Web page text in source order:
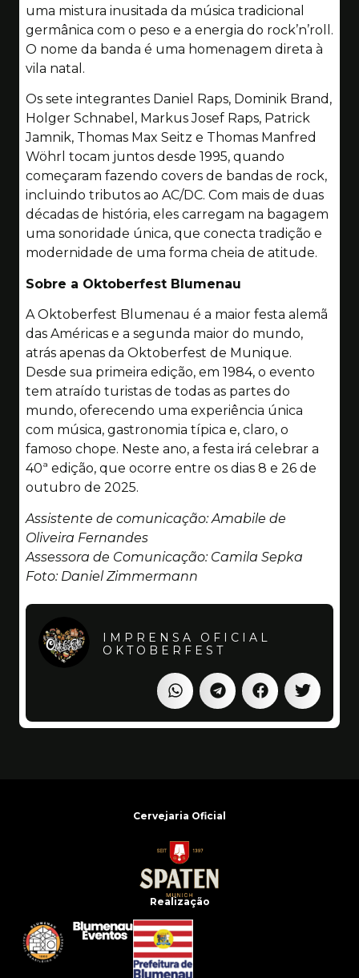
uma mistura inusitada da música tradicional
germânica com o peso e a energia do rock’n’roll.
O nome da banda é uma homenagem direta à
vila natal.
Os sete integrantes Daniel Raps, Dominik Brand,
Holger Schnabel, Markus Josef Raps, Patrick
Jamnik, Thomas Max Seitz e Thomas Manfred
Wöhrl tocam juntos desde 1995, quando
começaram fazendo covers de bandas de rock,
incluindo tributos ao AC/DC. Com mais de duas
décadas de história, eles carregam na bagagem
uma sonoridade única, que conecta tradição e
modernidade de uma forma cheia de atitude.
Sobre a Oktoberfest Blumenau
A Oktoberfest Blumenau é a maior festa alemã
das Américas e a segunda maior do mundo,
atrás apenas da Oktoberfest de Munique.
Desde sua primeira edição, em 1984, o evento
tem atraído turistas de todas as partes do
mundo, oferecendo uma experiência única
com música, gastronomia típica e, claro, o
famoso chope. Neste ano, a festa irá celebrar a
40ª edição, que ocorre entre os dias 8 e 26 de
outubro de 2025.
Assistente de comunicação: Amabile de
Oliveira Fernandes
Assessora de Comunicação: Camila Sepka
Foto: Daniel Zimmermann
IMPRENSA OFICIAL
OKTOBERFEST
Cervejaria Oficial
Realização